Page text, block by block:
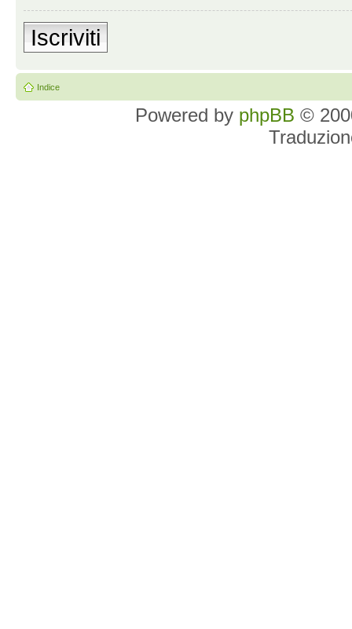
Iscriviti
Indice
Powered by phpBB ©